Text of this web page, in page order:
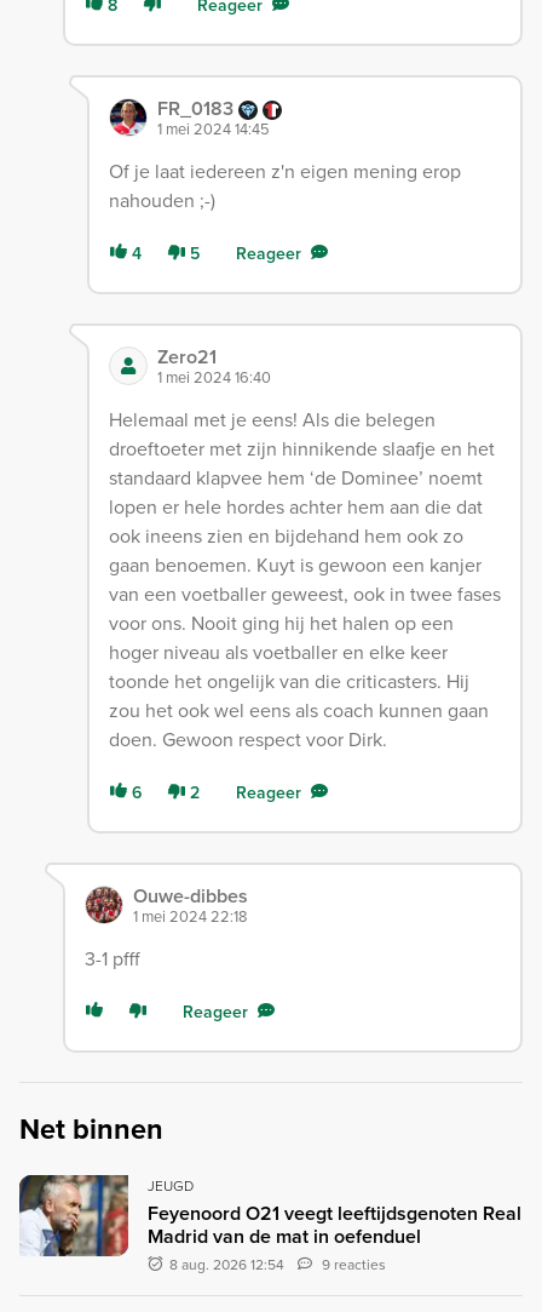
8 Reageer
FR_0183
1 mei 2024 14:45
Of je laat iedereen z'n eigen mening erop
nahouden ;-)
4 5 Reageer
Zero21
1 mei 2024 16:40
Helemaal met je eens! Als die belegen
droeftoeter met zijn hinnikende slaafje en het
standaard klapvee hem ‘de Dominee’ noemt
lopen er hele hordes achter hem aan die dat
ook ineens zien en bijdehand hem ook zo
gaan benoemen. Kuyt is gewoon een kanjer
van een voetballer geweest, ook in twee fases
voor ons. Nooit ging hij het halen op een
hoger niveau als voetballer en elke keer
toonde het ongelijk van die criticasters. Hij
zou het ook wel eens als coach kunnen gaan
doen. Gewoon respect voor Dirk.
6 2 Reageer
Ouwe-dibbes
1 mei 2024 22:18
3-1 pfff
Reageer
Net binnen
JEUGD
Feyenoord O21 veegt leeftijdsgenoten Real
Madrid van de mat in oefenduel
8 aug. 2026 12:54 9 reacties